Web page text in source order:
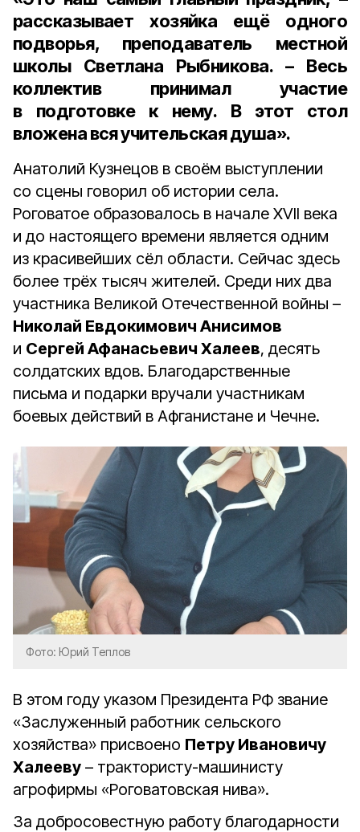
рассказывает хозяйка ещё одного
подворья, преподаватель местной
школы Светлана Рыбникова. – Весь
коллектив принимал участие
в подготовке к нему. В этот стол
вложена вся учительская душа».
Анатолий Кузнецов в своём выступлении
со сцены говорил об истории села.
Роговатое образовалось в начале XVII века
и до настоящего времени является одним
из красивейших сёл области. Сейчас здесь
более трёх тысяч жителей. Среди них два
участника Великой Отечественной войны –
Николай Евдокимович Анисимов
и Сергей Афанасьевич Халеев, десять
солдатских вдов. Благодарственные
письма и подарки вручали участникам
боевых действий в Афганистане и Чечне.
Фото: Юрий Теплов
В этом году указом Президента РФ звание
«Заслуженный работник сельского
хозяйства» присвоено Петру Ивановичу
Халееву – трактористу-машинисту
агрофирмы «Роговатовская нива».
За добросовестную работу благодарности